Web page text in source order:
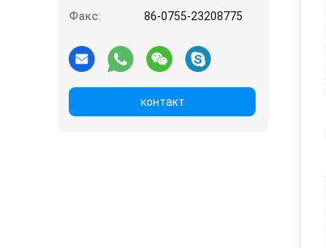
Факс:
86-0755-23208775
контакт